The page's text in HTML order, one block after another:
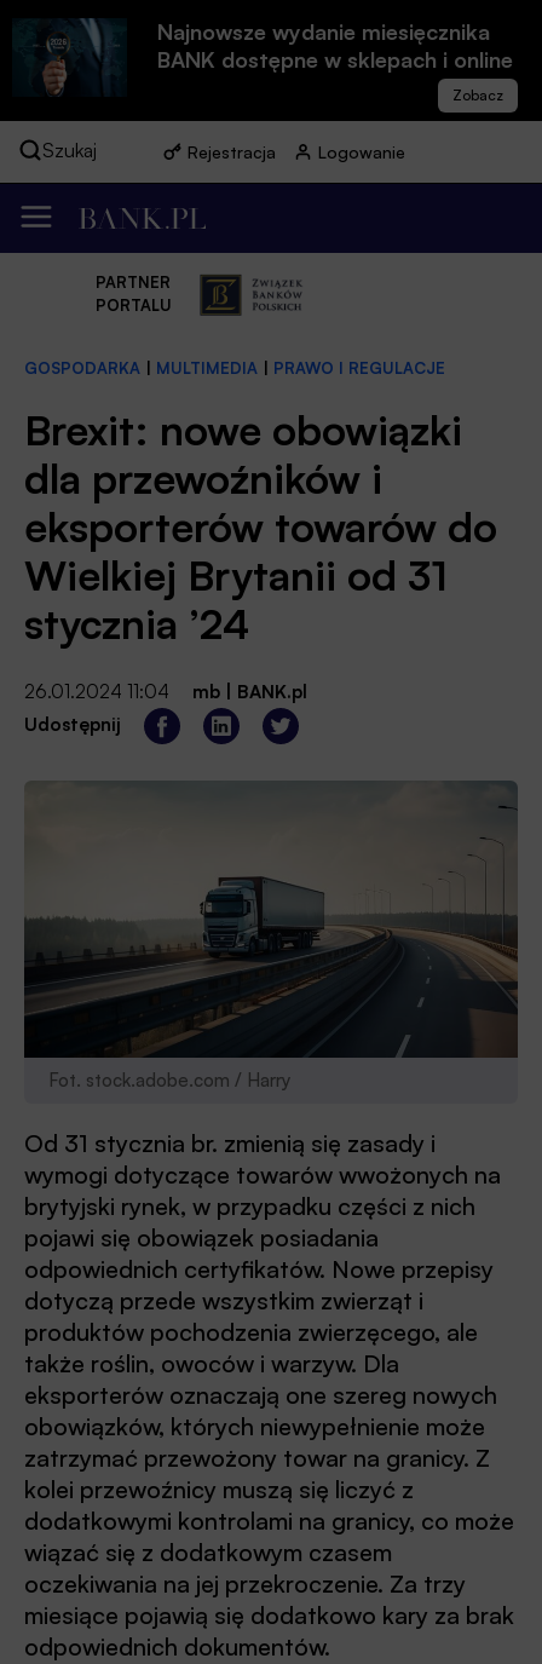
Najnowsze wydanie miesięcznika
BANK dostępne w sklepach i online
Szukaj Rejestracja Logowanie
PARTNER
PORTALU
GOSPODARKA MULTIMEDIA PRAWO I REGULACJE
Brexit: nowe obowiązki
dla przewoźników i
eksporterów towarów do
Wielkiej Brytanii od 31
stycznia ’24
26.01.2024 11:04 mb
BANK.pl
Udostępnij
Fot. stock.adobe.com / Harry
Od 31 stycznia br. zmienią się zasady i
wymogi dotyczące towarów wwożonych na
brytyjski rynek, w przypadku części z nich
pojawi się obowiązek posiadania
odpowiednich certyfikatów. Nowe przepisy
dotyczą przede wszystkim zwierząt i
produktów pochodzenia zwierzęcego, ale
także roślin, owoców i warzyw. Dla
eksporterów oznaczają one szereg nowych
obowiązków, których niewypełnienie może
zatrzymać przewożony towar na granicy. Z
kolei przewoźnicy muszą się liczyć z
dodatkowymi kontrolami na granicy, co może
wiązać się z dodatkowym czasem
oczekiwania na jej przekroczenie. Za trzy
miesiące pojawią się dodatkowo kary za brak
odpowiednich dokumentów.